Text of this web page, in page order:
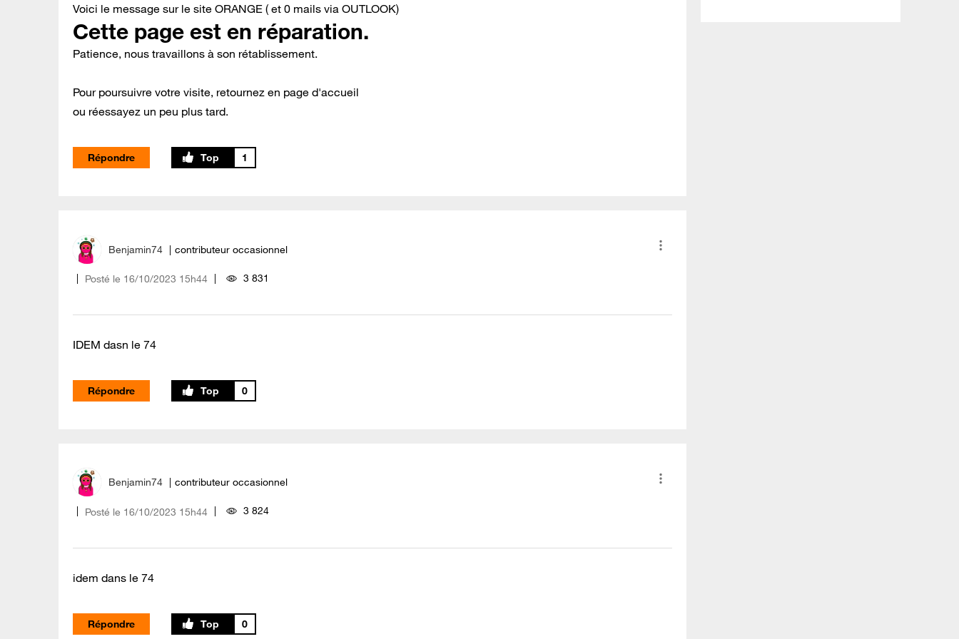
Voici le message sur le site ORANGE ( et 0 mails via OUTLOOK)
Cette page est en réparation.
Patience, nous travaillons à son rétablissement.
Pour poursuivre votre visite, retournez en page d'accueil
ou réessayez un peu plus tard.
Répondre 1
Benjamin74 contributeur occasionnel
Posté le ‎16/10/2023 15h44 3 831
IDEM dasn le 74
Répondre 0
Benjamin74 contributeur occasionnel
Posté le ‎16/10/2023 15h44 3 824
idem dans le 74
Répondre 0